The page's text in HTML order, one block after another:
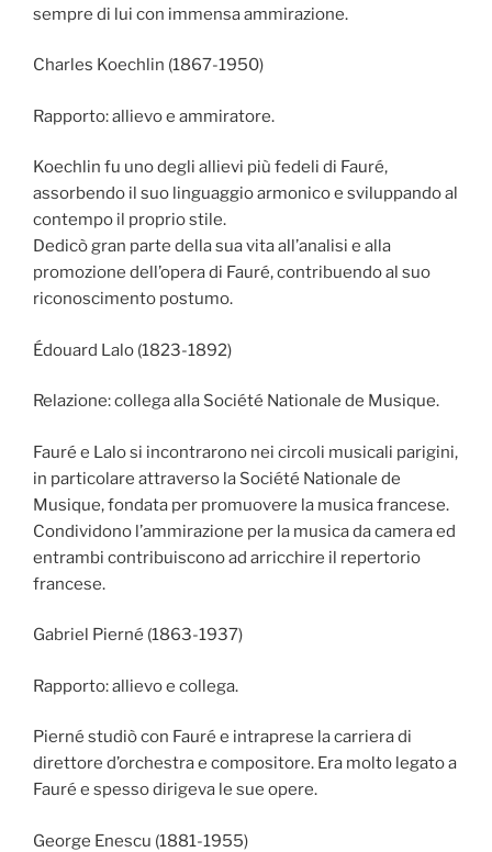
sempre di lui con immensa ammirazione.
Charles Koechlin (1867-1950)
Rapporto: allievo e ammiratore.
Koechlin fu uno degli allievi più fedeli di Fauré,
assorbendo il suo linguaggio armonico e sviluppando al
contempo il proprio stile.
Dedicò gran parte della sua vita all’analisi e alla
promozione dell’opera di Fauré, contribuendo al suo
riconoscimento postumo.
Édouard Lalo (1823-1892)
Relazione: collega alla Société Nationale de Musique.
Fauré e Lalo si incontrarono nei circoli musicali parigini,
in particolare attraverso la Société Nationale de
Musique, fondata per promuovere la musica francese.
Condividono l’ammirazione per la musica da camera ed
entrambi contribuiscono ad arricchire il repertorio
francese.
Gabriel Pierné (1863-1937)
Rapporto: allievo e collega.
Pierné studiò con Fauré e intraprese la carriera di
direttore d’orchestra e compositore. Era molto legato a
Fauré e spesso dirigeva le sue opere.
George Enescu (1881-1955)